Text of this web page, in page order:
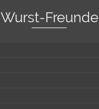
Wurst-Freunde